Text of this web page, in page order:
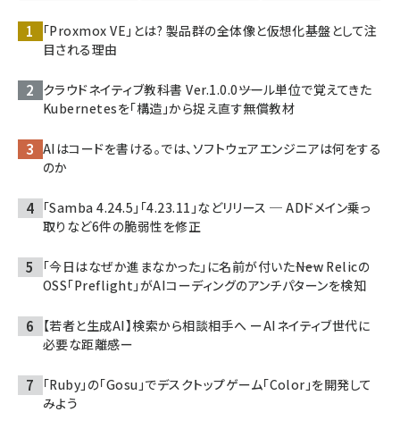
「Proxmox VE」とは? 製品群の全体像と仮想化基盤として注
目される理由
クラウドネイティブ教科書 Ver.1.0.0――ツール単位で覚えてきた
Kubernetesを「構造」から捉え直す無償教材
AIはコードを書ける。では、ソフトウェアエンジニアは何をする
のか
「Samba 4.24.5」「4.23.11」などリリース ─ ADドメイン乗っ
取りなど6件の脆弱性を修正
「今日はなぜか進まなかった」に名前が付いた――New Relicの
OSS「Preflight」がAIコーディングのアンチパターンを検知
【若者と生成AI】検索から相談相手へ ーAIネイティブ世代に
必要な距離感ー
「Ruby」の「Gosu」でデスクトップゲーム「Color」を開発して
みよう